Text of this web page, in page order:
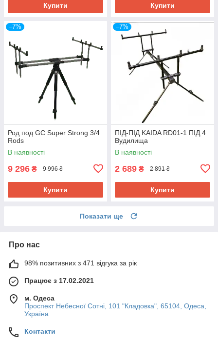
Купити Купити
–7%
Род под GC Super Strong 3/4
Rods
В наявності
9 296 ₴ 9 996 ₴
Купити
–7%
ПІД-ПІД KAIDA RD01-1 ПІД 4
Вудилища
В наявності
2 689 ₴ 2 891 ₴
Купити
Показати ще
Про нас
98% позитивних з 471 відгука за рік
Працює з 17.02.2021
м. Одеса
Проспект Небесної Сотні, 101 "Кладовка", 65104, Одеса,
Україна
Контакти